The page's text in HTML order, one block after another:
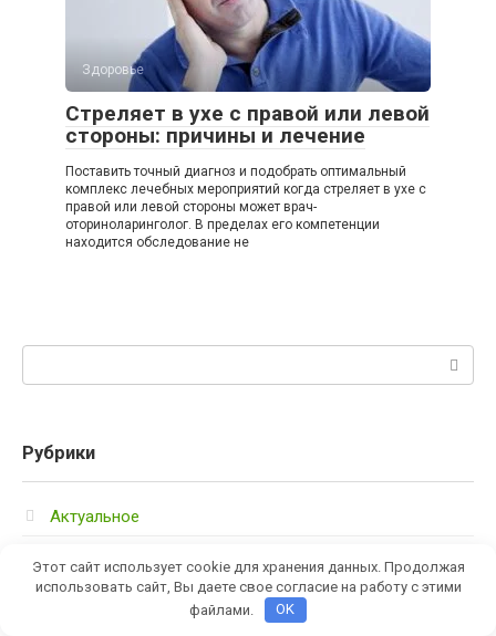
Здоровье
Стреляет в ухе с правой или левой
стороны: причины и лечение
Поставить точный диагноз и подобрать оптимальный
комплекс лечебных мероприятий когда стреляет в ухе с
правой или левой стороны может врач-
оториноларинголог. В пределах его компетенции
находится обследование не
Рубрики
Актуальное
Диеты
Этот сайт использует cookie для хранения данных. Продолжая
использовать сайт, Вы даете свое согласие на работу с этими
файлами.
OK